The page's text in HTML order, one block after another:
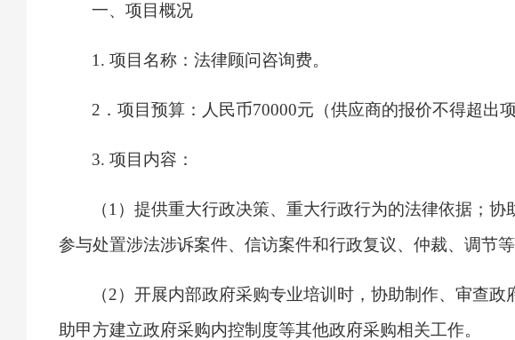
一、项目概况
1 . 项目名称：法律顾问咨询费。
2．项目预算：人民币70000元（供应商的报价不得超出
3. 项目内容：
（1 ）提供重大行政决策、重大行政行为的法律依据；
参与处置涉法涉诉案件、信访案件和行政复议、仲裁、调节
（2）开展内部政府采购专业培训时，协助制作、审查
助甲方建立政府采购内控制度等其他政府采购相关工作。